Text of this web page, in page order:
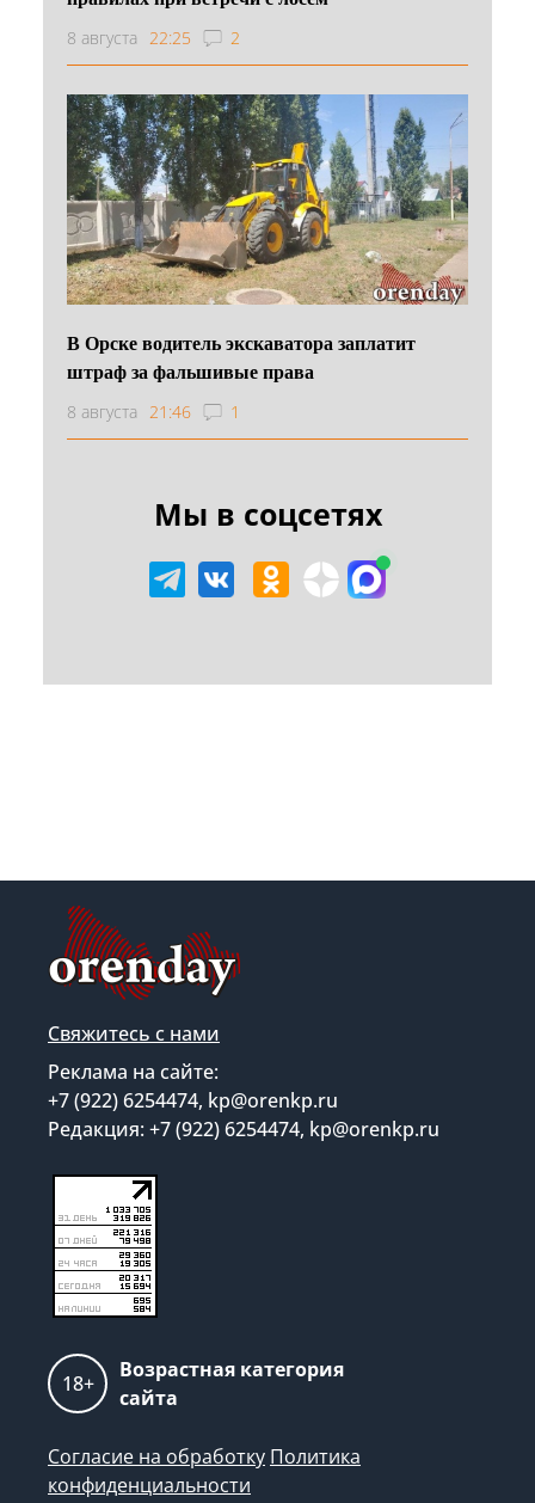
8 августа 22:25 2
В Орске водитель экскаватора заплатит
штраф за фальшивые права
8 августа 21:46 1
Мы в соцсетях
Свяжитесь с нами
Реклама на сайте:
+7 (922) 6254474, kp@orenkp.ru
Редакция: +7 (922) 6254474, kp@orenkp.ru
18+
Возрастная категория
сайта
Согласие на обработку Политика
конфиденциальности